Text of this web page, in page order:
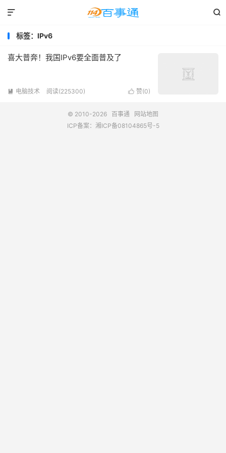


标签：IPv6
喜大普奔！我国IPv6要全面普及了
 赞(0)
 电脑技术 阅读(225300)
© 2010-2026 百事通
网站地图
ICP备案： 湘ICP备08104865号-5